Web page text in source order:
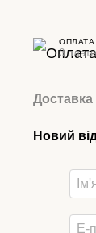
3
Доставка
Новий